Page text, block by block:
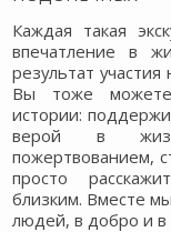
Каждая такая
впечатление в
результат
Вы тоже
истории:
верой в
пожертвованием,
просто
близким. Вместе
людей, в добро и